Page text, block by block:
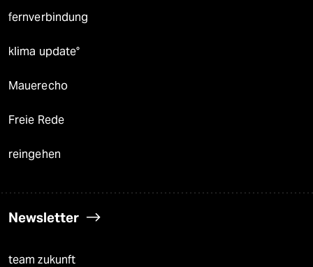
fernverbindung
klima update°
Mauerecho
Freie Rede
reingehen
Newsletter
team zukunft